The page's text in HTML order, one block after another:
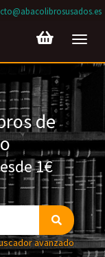
de
1€
avanzado